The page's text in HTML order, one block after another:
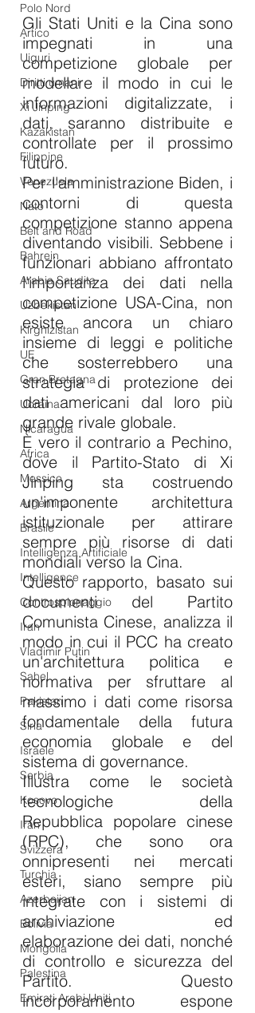
Polo Nord
Artico
Uiguri
Diritti umani
Xi Jinping
Kazakistan
Filippine
Venezuela
Nato
Belt and Road
Bahrein
Arabia Saudita
Uzbekistan
Kirghizistan
UE
Gran Bretagna
Ucraina
Nicaragua
Africa
Messico
Argentina
Brasile
Intelligenza Artificiale
Intelligence
Controspionaggio
Iran
Vladimir Putin
Sahel
Pakistan
Siria
Israele
Serbia
Kosovo
Iran
Svizzera
Turchia
Azerbaijan
Bolivia
Mongolia
Palestina
Emirati Arabi Uniti
Gli Stati Uniti e la Cina sono
impegnati in una
competizione globale per
modellare il modo in cui le
informazioni digitalizzate, i
dati, saranno distribuite e
controllate per il prossimo
futuro.
Per l'amministrazione Biden, i
contorni di questa
competizione stanno appena
diventando visibili. Sebbene i
funzionari abbiano affrontato
l'importanza dei dati nella
competizione USA-Cina, non
esiste ancora un chiaro
insieme di leggi e politiche
che sosterrebbero una
strategia di protezione dei
dati americani dal loro più
grande rivale globale.
È vero il contrario a Pechino,
dove il Partito-Stato di Xi
Jinping sta costruendo
un'imponente architettura
istituzionale per attirare
sempre più risorse di dati
mondiali verso la Cina.
Questo rapporto, basato sui
documenti del Partito
Comunista Cinese, analizza il
modo in cui il PCC ha creato
un'architettura politica e
normativa per sfruttare al
massimo i dati come risorsa
fondamentale della futura
economia globale e del
sistema di governance.
Illustra come le società
tecnologiche della
Repubblica popolare cinese
(RPC), che sono ora
onnipresenti nei mercati
esteri, siano sempre più
integrate con i sistemi di
archiviazione ed
elaborazione dei dati, nonché
di controllo e sicurezza del
Partito. Questo
incorporamento espone